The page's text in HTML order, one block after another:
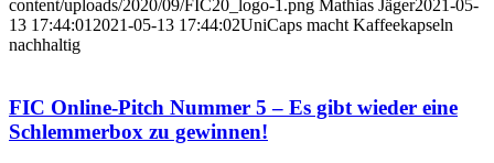
content/uploads/2020/09/FIC20_logo-1.png Mathias Jäger2021-05-
13 17:44:01 2021-05-13 17:44:02UniCaps macht Kaffeekapseln
nachhaltig
FIC Online-Pitch Nummer 5 – Es gibt wieder eine
Schlemmerbox zu gewinnen!